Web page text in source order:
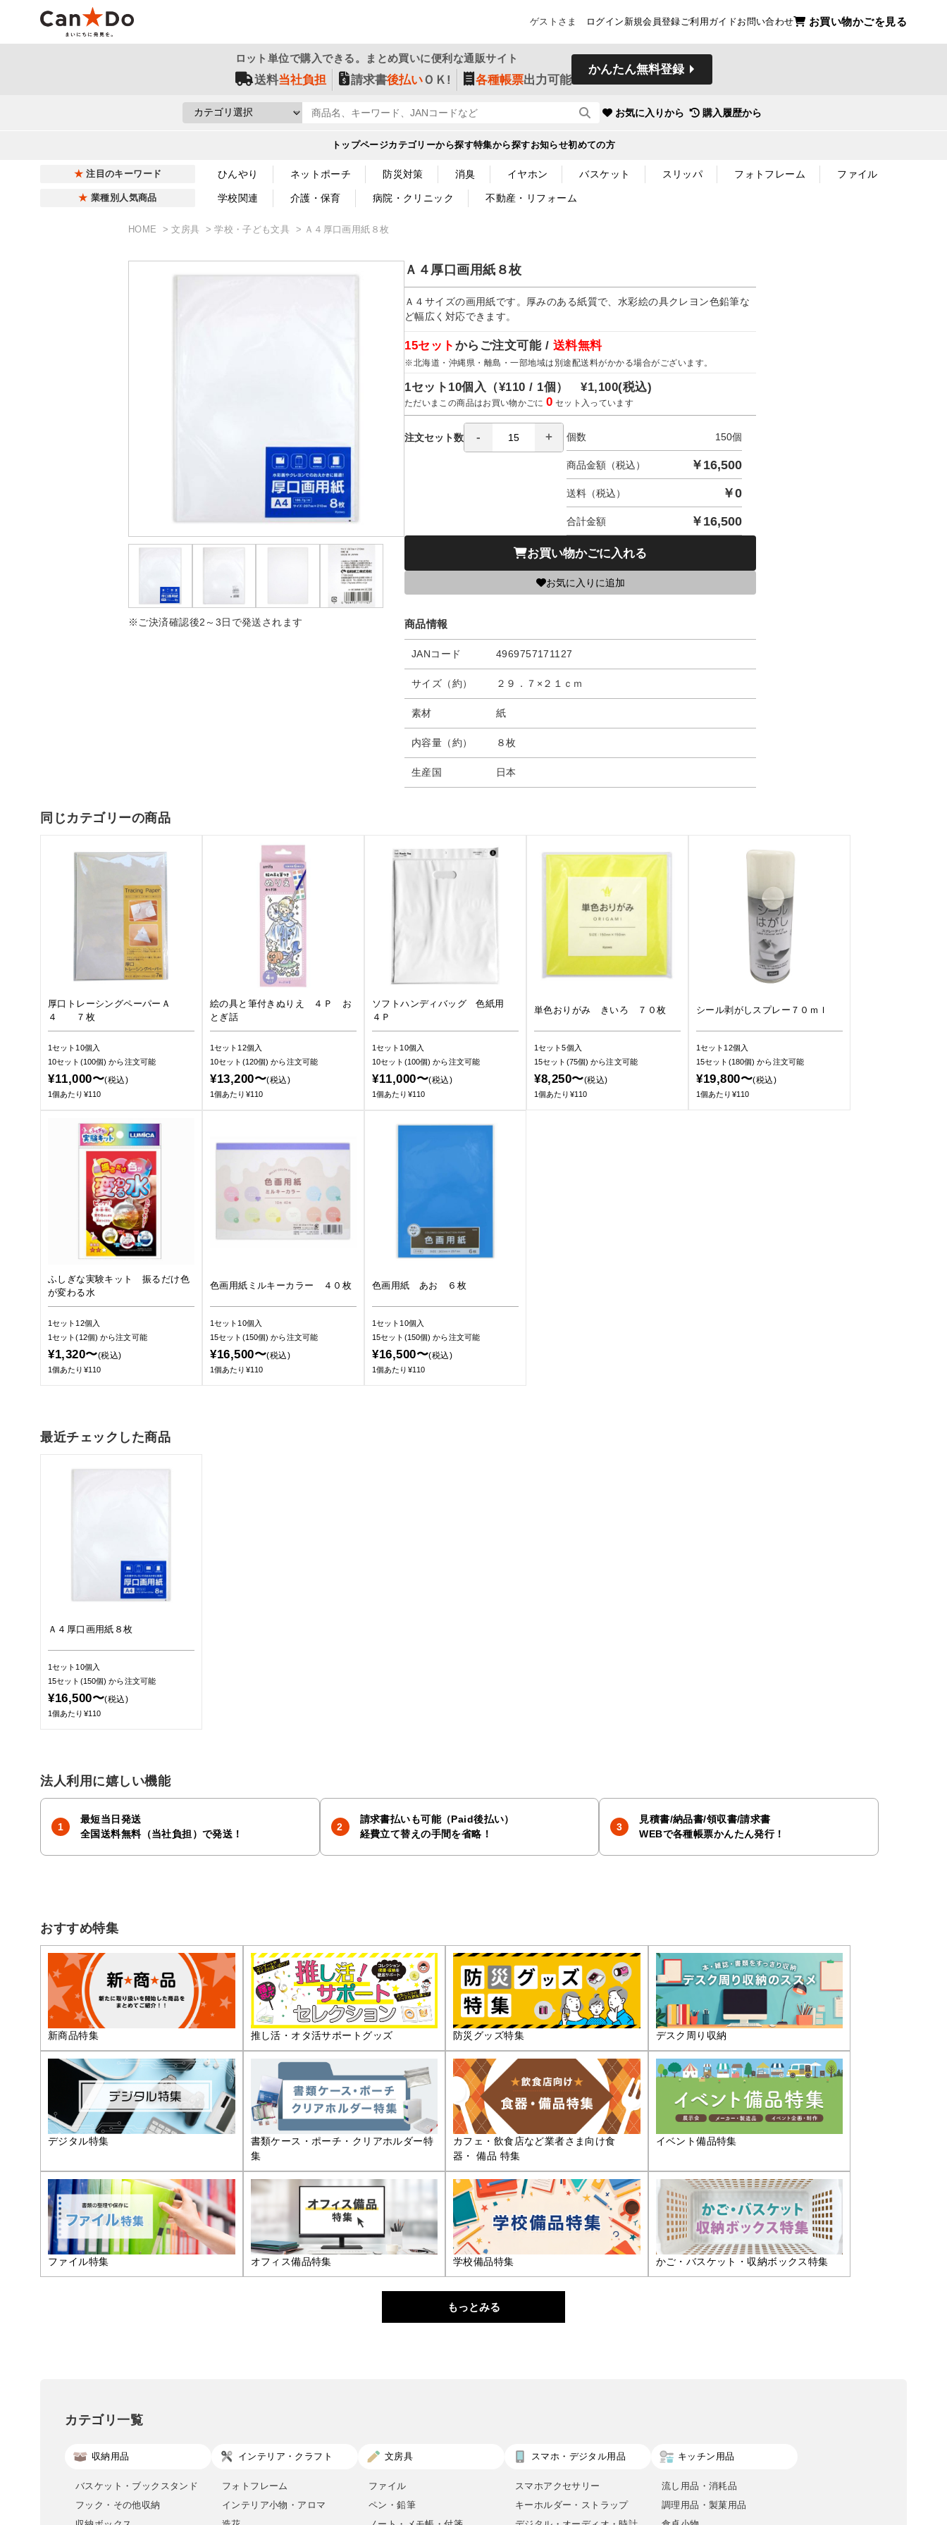
ゲストさま ログイン 新規会員登録ご利用ガイドお問い合わせ お買い物かごを見る
ロット単位で購入できる。まとめ買いに便利な通販サイト
送料当社負担 請求書後払いＯＫ! 各種帳票出力可能
かんたん無料登録
お気に入りから 購入履歴から
トップページカテゴリーから探す特集から探すお知らせ初めての方
注目のキーワード ひんやり ネットポーチ 防災対策 消臭 イヤホン バスケット スリッパ フォトフレーム ファイル
業種別人気商品 学校関連 介護・保育 病院・クリニック 不動産・リフォーム
HOME 文房具 学校・子ども文具 Ａ４厚口画用紙８枚
※ご決済確認後2～3日で発送されます
Ａ４厚口画用紙８枚
Ａ４サイズの画用紙です。厚みのある紙質で、水彩絵の具クレヨン色鉛筆な
ど幅広く対応できます。
15セット からご注文可能 / 送料無料
※北海道・沖縄県・離島・一部地域は別途配送料がかかる場合がございます。
1セット10個入（¥110 / 1個）¥1,100(税込)
ただいまこの商品はお買い物かごに0 セット入っています
注文セット数 個数 150個
商品金額（税込） ￥ 16,500
送料（税込） ￥0
合計金額 ￥ 16,500
お買い物かごに入れる
お気に入りに追加
商品情報
JANコード 4969757171127
サイズ（約） ２９．７×２１ｃｍ
素材 紙
内容量（約） ８枚
生産国 日本
同じカテゴリーの商品
厚口トレーシングペーパーＡ
４ ７枚
1セット10個入
10セット(100個)から注文可能
¥11,000〜(税込)
1個あたり¥110
絵の具と筆付きぬりえ ４Ｐ お
とぎ話
1セット12個入
10セット(120個)から注文可能
¥13,200〜(税込)
1個あたり¥110
ソフトハンディバッグ 色紙用
４Ｐ
1セット10個入
10セット(100個)から注文可能
¥11,000〜(税込)
1個あたり¥110
単色おりがみ きいろ ７０枚
1セット5個入
15セット(75個)から注文可能
¥8,250〜(税込)
1個あたり¥110
シール剥がしスプレー７０ｍｌ
1セット12個入
15セット(180個)から注文可能
¥19,800〜(税込)
1個あたり¥110
ふしぎな実験キット 振るだけ色
が変わる水
1セット12個入
1セット(12個)から注文可能
¥1,320〜(税込)
1個あたり¥110
色画用紙ミルキーカラー ４０枚
1セット10個入
15セット(150個)から注文可能
¥16,500〜(税込)
1個あたり¥110
色画用紙 あお ６枚
1セット10個入
15セット(150個)から注文可能
¥16,500〜(税込)
1個あたり¥110
最近チェックした商品
Ａ４厚口画用紙８枚
1セット10個入
15セット(150個)から注文可能
¥16,500〜(税込)
1個あたり¥110
法人利用に嬉しい機能
最短当日発送
全国送料無料（当社負担）で発送！
請求書払いも可能（Paid後払い）
経費立て替えの手間を省略！
見積書/納品書/領収書/請求書
WEBで各種帳票かんたん発行！
おすすめ特集
新商品特集 推し活・オタ活サポートグッズ 防災グッズ特集 デスク周り収納
デジタル特集
書類ケース・ポーチ・クリアホルダー特
集
カフェ・飲食店など業者さま向け食
器・ 備品 特集
イベント備品特集
ファイル特集 オフィス備品特集 学校備品特集 かご・バスケット・収納ボックス特集
もっとみる
カテゴリ一覧
収納用品
バスケット・ブックスタンド
フック・その他収納
インテリア・クラフト
フォトフレーム
インテリア小物・アロマ
文房具
ファイル
ペン・鉛筆
スマホ・デジタル用品
スマホアクセサリー
キーホルダー・ストラップ
キッチン用品
流し用品・消耗品
調理用品・製菓用品